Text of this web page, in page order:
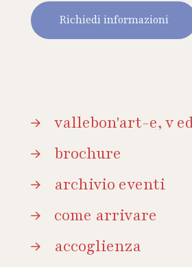
Richiedi informazioni
vallebon'art-e, v
brochure
archivio eventi
come arrivare
accoglienza